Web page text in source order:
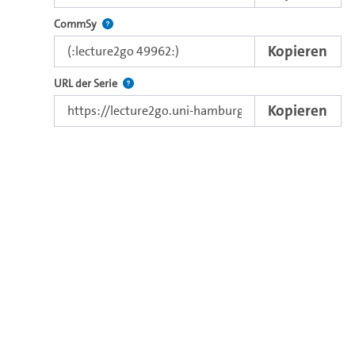
CommSy Nutzen Sie diesen Code, um das Video in CommSy
Kopieren
URL der Serie Der Link zur Serie.
Kopieren